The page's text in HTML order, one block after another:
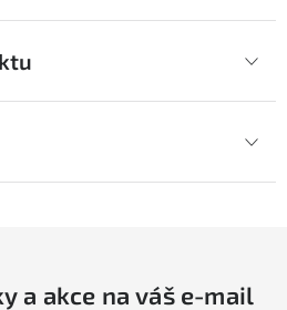
a akce na váš e-mail